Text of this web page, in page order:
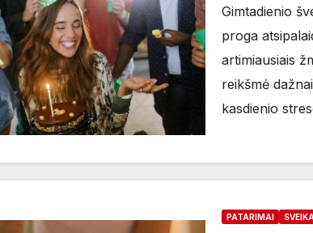
Gimtadienio
proga
artimiausiais
reikšmė
kasdienio
PATARIMAI